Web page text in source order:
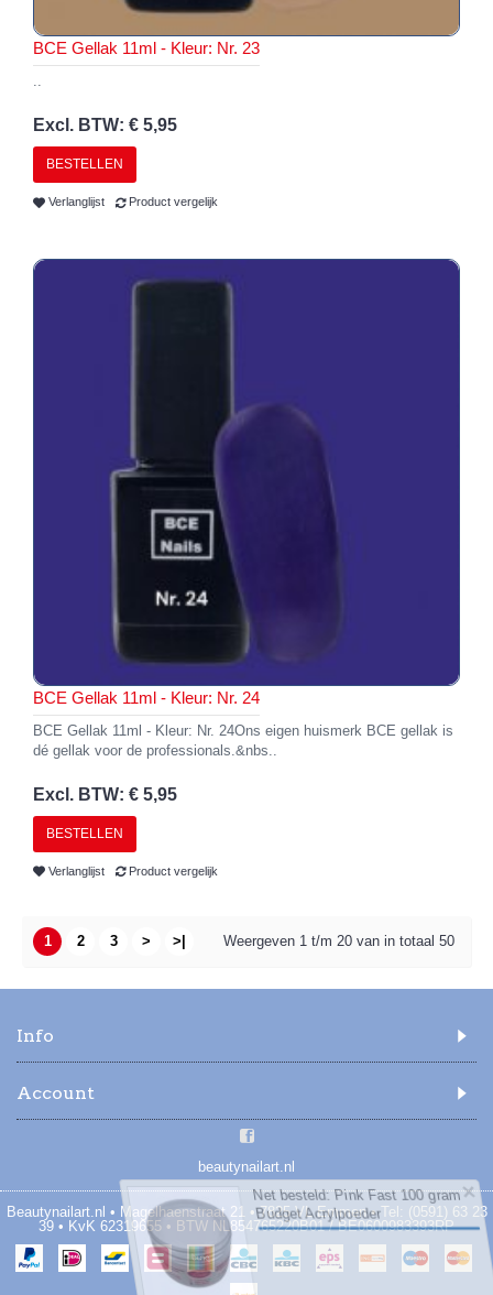
BCE Gellak 11ml - Kleur: Nr. 23
Excl. BTW: € 5,95
BESTELLEN
Verlanglijst Product vergelijk
BCE Gellak 11ml - Kleur: Nr. 24
BCE Gellak 11ml - Kleur: Nr. 24Ons eigen huismerk BCE gellak is
dé gellak voor de professionals.&nbs..
Excl. BTW: € 5,95
BESTELLEN
Verlanglijst Product vergelijk
1 2 3 > >| Weergeven 1 t/m 20 van in totaal 50
Info
Account
beautynailart.nl
Beautynailart.nl • Magelhaenstraat 21 • 7825 VL Emmen • Tel: (0591) 63 23
39 • KvK 62319655 • BTW NL854765220B01 / BE0600983393RP